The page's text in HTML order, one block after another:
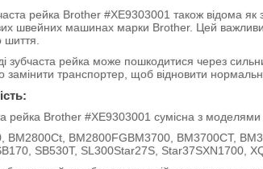
рейка Brother #XE9303001 також відома як
швейних машинах марки Brother. Цей
шиття.
рейка може пошкодитися через
замінити транспортер, щоб відновити
рейка Brother #XE9303001 сумісна з
BM2800Ct, BM2800FGBM3700, BM3700CT,
SB530T, SL300Star27S, Star37SXN1700,